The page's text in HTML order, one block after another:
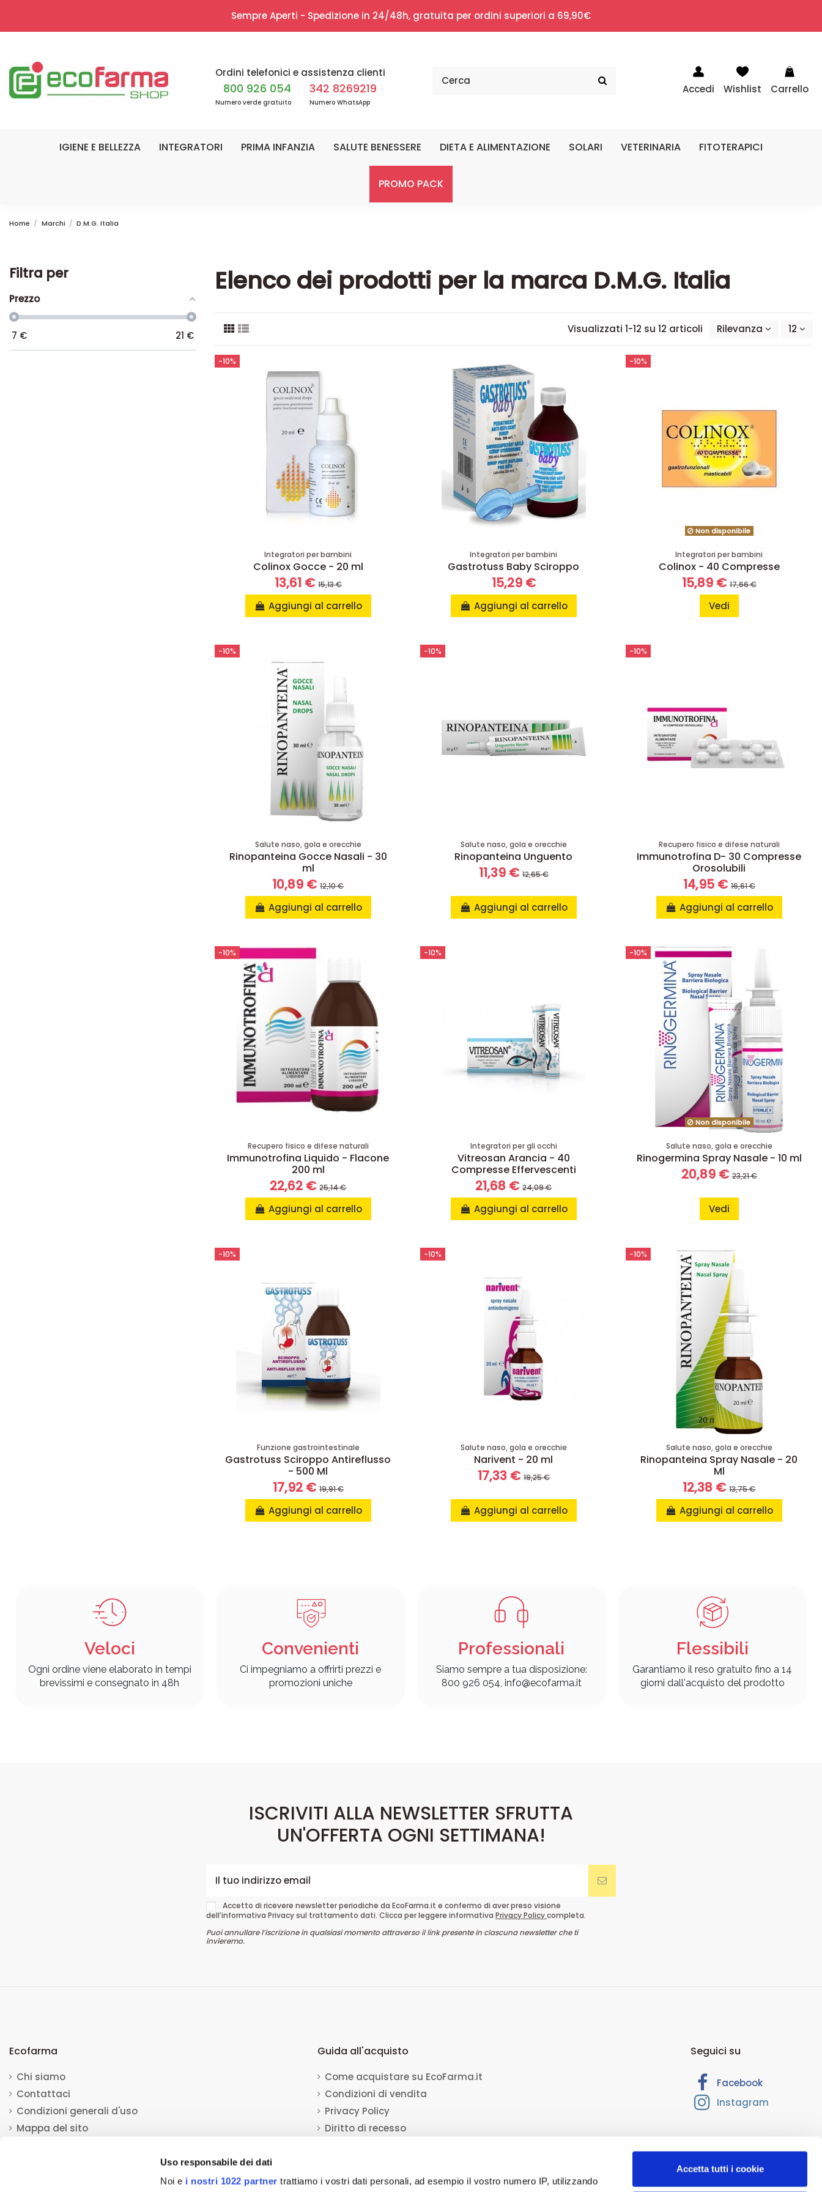
Uso responsabile dei dati
Noi e i nostri 1022 partner trattiamo i vostri dati personali, ad esempio il vostro numero IP, utilizzando
Accetta tutti i cookie
Sempre Aperti - Spedizione in 24/48h, gratuita per ordini superiori a 69,90€
Ordini telefonici e assistenza clienti
800 926 054
Numero verde gratuito
342 8269219
Numero WhatsApp
Accedi Wishlist Carrello
IGIENE E BELLEZZA INTEGRATORI PRIMA INFANZIA SALUTE BENESSERE DIETA E ALIMENTAZIONE SOLARI VETERINARIA FITOTERAPICI
PROMO PACK
Home Marchi D.M.G. Italia
Elenco dei prodotti per la marca D.M.G. Italia
Visualizzati 1-12 su 12 articoli Rilevanza 12
-10%
Integratori per bambini
Colinox Gocce - 20 ml
13,61 € 15,13 €
Aggiungi al carrello
Integratori per bambini
Gastrotuss Baby Sciroppo
15,29 €
Aggiungi al carrello
-10%
Non disponibile
Integratori per bambini
Colinox - 40 Compresse
15,89 € 17,66 €
Vedi
-10%
Salute naso, gola e orecchie
Rinopanteina Gocce Nasali - 30
ml
10,89 €12,10 €
Aggiungi al carrello
-10%
Salute naso, gola e orecchie
Rinopanteina Unguento
11,39 € 12,65 €
Aggiungi al carrello
-10%
Recupero fisico e difese naturali
Immunotrofina D- 30 Compresse
Orosolubili
14,95 € 16,61 €
Aggiungi al carrello
-10%
Recupero fisico e difese naturali
Immunotrofina Liquido - Flacone
200 ml
22,62 €25,14 €
Aggiungi al carrello
-10%
Integratori per gli occhi
Vitreosan Arancia - 40
Compresse Effervescenti
21,68 €24,09 €
Aggiungi al carrello
-10%
Non disponibile
Salute naso, gola e orecchie
Rinogermina Spray Nasale - 10 ml
20,89 € 23,21 €
Vedi
-10%
Funzione gastrointestinale
Gastrotuss Sciroppo Antireflusso
- 500 Ml
17,92 € 19,91 €
Aggiungi al carrello
-10%
Salute naso, gola e orecchie
Narivent - 20 ml
17,33 € 19,25 €
Aggiungi al carrello
-10%
Salute naso, gola e orecchie
Rinopanteina Spray Nasale - 20
Ml
12,38 €13,75 €
Aggiungi al carrello
Filtra per
Prezzo
7 € 21 €
Veloci
Ogni ordine viene elaborato in tempi
brevissimi e consegnato in 48h
Convenienti
Ci impegniamo a offrirti prezzi e
promozioni uniche
Professionali
Siamo sempre a tua disposizione:
800 926 054, info@ecofarma.it
Flessibili
Garantiamo il reso gratuito fino a 14
giorni dall'acquisto del prodotto
ISCRIVITI ALLA NEWSLETTER SFRUTTA
UN'OFFERTA OGNI SETTIMANA!
Accetto di ricevere newsletter periodiche da EcoFarma.it e confermo di aver preso visione
dell’informativa Privacy sul trattamento dati. Clicca per leggere informativa Privacy Policycompleta.
Puoi annullare l’iscrizione in qualsiasi momento attraverso il link presente in ciascuna newsletter che ti
invieremo.
Ecofarma
Chi siamo
Contattaci
Condizioni generali d'uso
Mappa del sito
Guida all'acquisto
Come acquistare su EcoFarma.it
Condizioni di vendita
Privacy Policy
Diritto di recesso
Seguici su
Facebook
Instagram